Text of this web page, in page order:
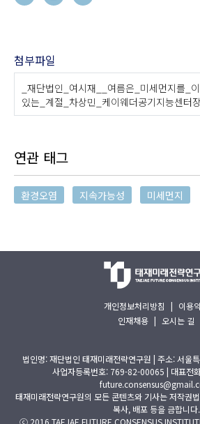
첨부파일
_재단법인_여시재__여름은_미세먼지를_
있는_계절_차상민_케이웨더공기지능센터
연관 태그
환경오염 지속가능성 미세먼지
개인정보처리방침 | 이용
인재채용 | 오시는 길
법인명: 재단법인 태재미래전략연구원 | 주소: 서울
사업자등록번호: 769-82-00065 | 대표전
태재미래전략연구원의 모든 콘텐츠와 기사는 저작권
복사, 배포 등을 금합니다.
ⓒ 2016 TAEJAE FUTURE CONSENSUS